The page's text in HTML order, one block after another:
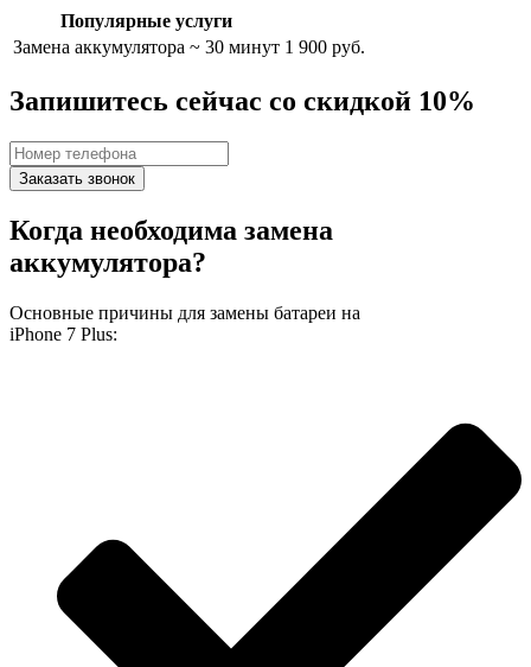
Популярные услуги
Замена аккумулятора ~ 30 минут 1 900 руб.
Запишитесь сейчас со скидкой 10%
Заказать звонок
Когда необходима замена
аккумулятора?
Основные причины для замены батареи на
iPhone 7 Plus: